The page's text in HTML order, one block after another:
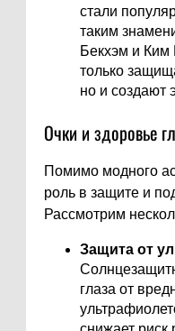
стали
таким
Бекхэм и
только
но и создают
Очки и здоровье
Помимо модного
роль в защите и
Рассмотрим
Защита от
глаза от